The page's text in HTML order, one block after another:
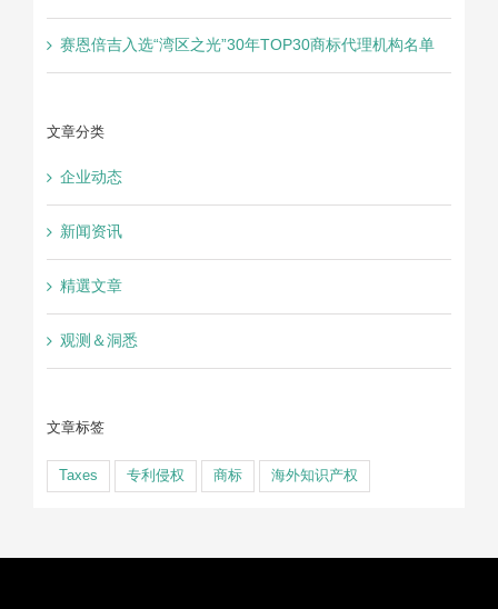
赛恩倍吉入选“湾区之光”30年TOP30商标代理机构名单
文章分类
企业动态
新闻资讯
精選文章
观测＆洞悉
文章标签
Taxes 专利侵权 商标 海外知识产权